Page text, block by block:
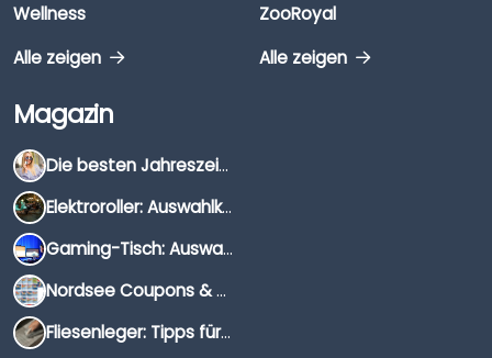
Wellness
Alle zeigen
ZooRoyal
Alle zeigen
Magazin
Die besten Jahreszeiten für Schnäppchenjäger
Elektroroller: Auswahlkriterien, Unterschiede & Tipps
Gaming-Tisch: Auswahlkriterien, Unterschiede & Tipps
Nordsee Coupons & Gutscheine 2026
Fliesenleger: Tipps für die Auswahl